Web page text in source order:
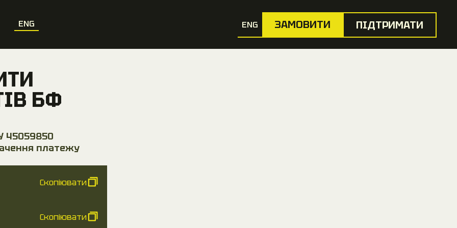
ENG ENG ЗАМОВИТИ ПІДТРИМАТИ
БФ
БФ
45059850
платежу
Скопіювати
Скопіювати